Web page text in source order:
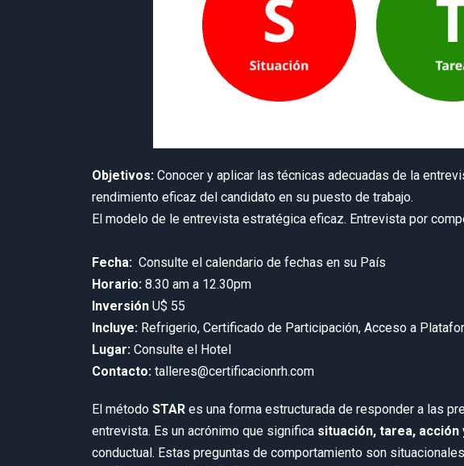
Objetivos: Conocer y aplicar las técnicas adecuadas de la
rendimiento eficaz del candidato en su puesto de trabajo.
El modelo de le entrevista estratégica eficaz. Entrevista por
Fecha: Consulte el calendario de fechas en su País
Horario: 8.30 am a 12.30pm
Inversión U$ 55
Incluye: Refrigerio, Certificado de Participación, Acceso a
Lugar: Consulte el Hotel
Contacto: talleres@certificacionrh.com
El método STAR es una forma estructurada de responder a las
entrevista. Es un acrónimo que significa situación, tarea, acción
conductual. Estas preguntas de comportamiento son